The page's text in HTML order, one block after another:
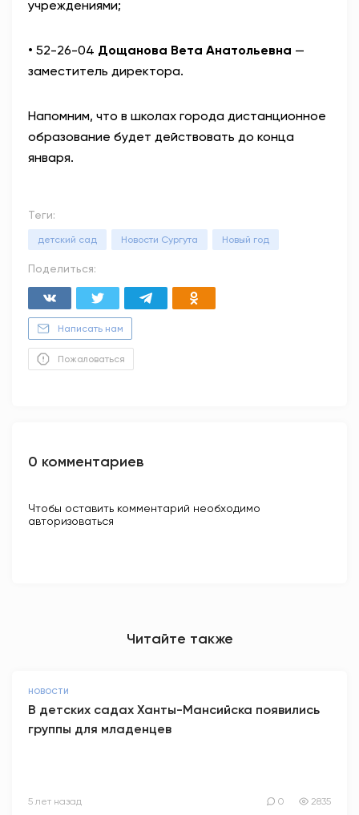
учреждениями;
• 52-26-04 Дощанова Вета Анатольевна —
заместитель директора.
Напомним, что в школах города дистанционное
образование будет действовать до конца
января.
Теги:
детский сад Новости Сургута Новый год
Поделиться:
Написать нам
Пожаловаться
0 комментариев
Чтобы оставить комментарий необходимо
авторизоваться
Читайте также
НОВОСТИ
В детских садах Ханты-Мансийска появились
группы для младенцев
5 лет назад 0 2835